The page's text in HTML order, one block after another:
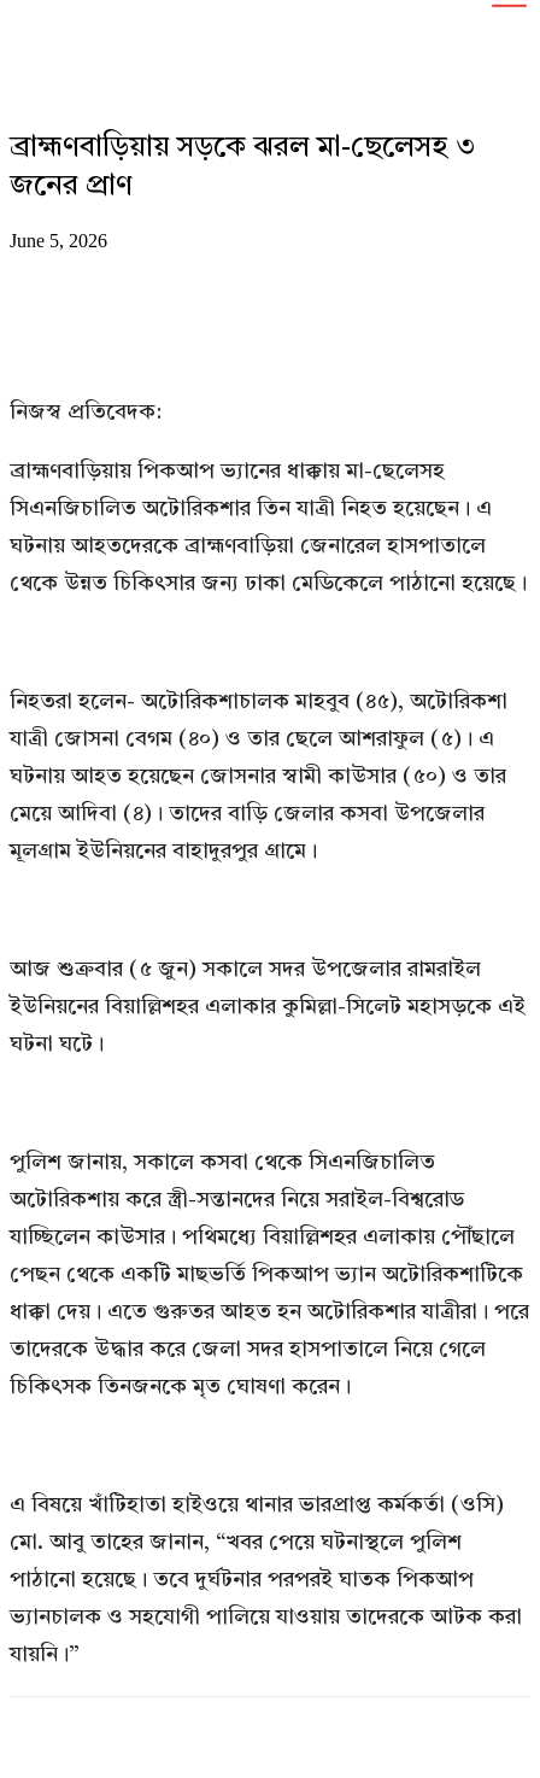
ব্রাহ্মণবাড়িয়ায় সড়কে ঝরল মা-ছেলেসহ ৩
জনের প্রাণ
June 5, 2026
নিজস্ব প্রতিবেদক:
ব্রাহ্মণবাড়িয়ায় পিকআপ ভ্যানের ধাক্কায় মা-ছেলেসহ
সিএনজিচালিত অটোরিকশার তিন যাত্রী নিহত হয়েছেন। এ
ঘটনায় আহতদেরকে ব্রাহ্মণবাড়িয়া জেনারেল হাসপাতালে
থেকে উন্নত চিকিৎসার জন্য ঢাকা মেডিকেলে পাঠানো হয়েছে।
নিহতরা হলেন- অটোরিকশাচালক মাহবুব (৪৫), অটোরিকশা
যাত্রী জোসনা বেগম (৪০) ও তার ছেলে আশরাফুল (৫)। এ
ঘটনায় আহত হয়েছেন জোসনার স্বামী কাউসার (৫০) ও তার
মেয়ে আদিবা (৪)। তাদের বাড়ি জেলার কসবা উপজেলার
মূলগ্রাম ইউনিয়নের বাহাদুরপুর গ্রামে।
আজ শুক্রবার (৫ জুন) সকালে সদর উপজেলার রামরাইল
ইউনিয়নের বিয়াল্লিশহর এলাকার কুমিল্লা-সিলেট মহাসড়কে এই
ঘটনা ঘটে।
পুলিশ জানায়, সকালে কসবা থেকে সিএনজিচালিত
অটোরিকশায় করে স্ত্রী-সন্তানদের নিয়ে সরাইল-বিশ্বরোড
যাচ্ছিলেন কাউসার। পথিমধ্যে বিয়াল্লিশহর এলাকায় পৌঁছালে
পেছন থেকে একটি মাছভর্তি পিকআপ ভ্যান অটোরিকশাটিকে
ধাক্কা দেয়। এতে গুরুতর আহত হন অটোরিকশার যাত্রীরা। পরে
তাদেরকে উদ্ধার করে জেলা সদর হাসপাতালে নিয়ে গেলে
চিকিৎসক তিনজনকে মৃত ঘোষণা করেন।
এ বিষয়ে খাঁটিহাতা হাইওয়ে থানার ভারপ্রাপ্ত কর্মকর্তা (ওসি)
মো. আবু তাহের জানান, “খবর পেয়ে ঘটনাস্থলে পুলিশ
পাঠানো হয়েছে। তবে দুর্ঘটনার পরপরই ঘাতক পিকআপ
ভ্যানচালক ও সহযোগী পালিয়ে যাওয়ায় তাদেরকে আটক করা
যায়নি।”